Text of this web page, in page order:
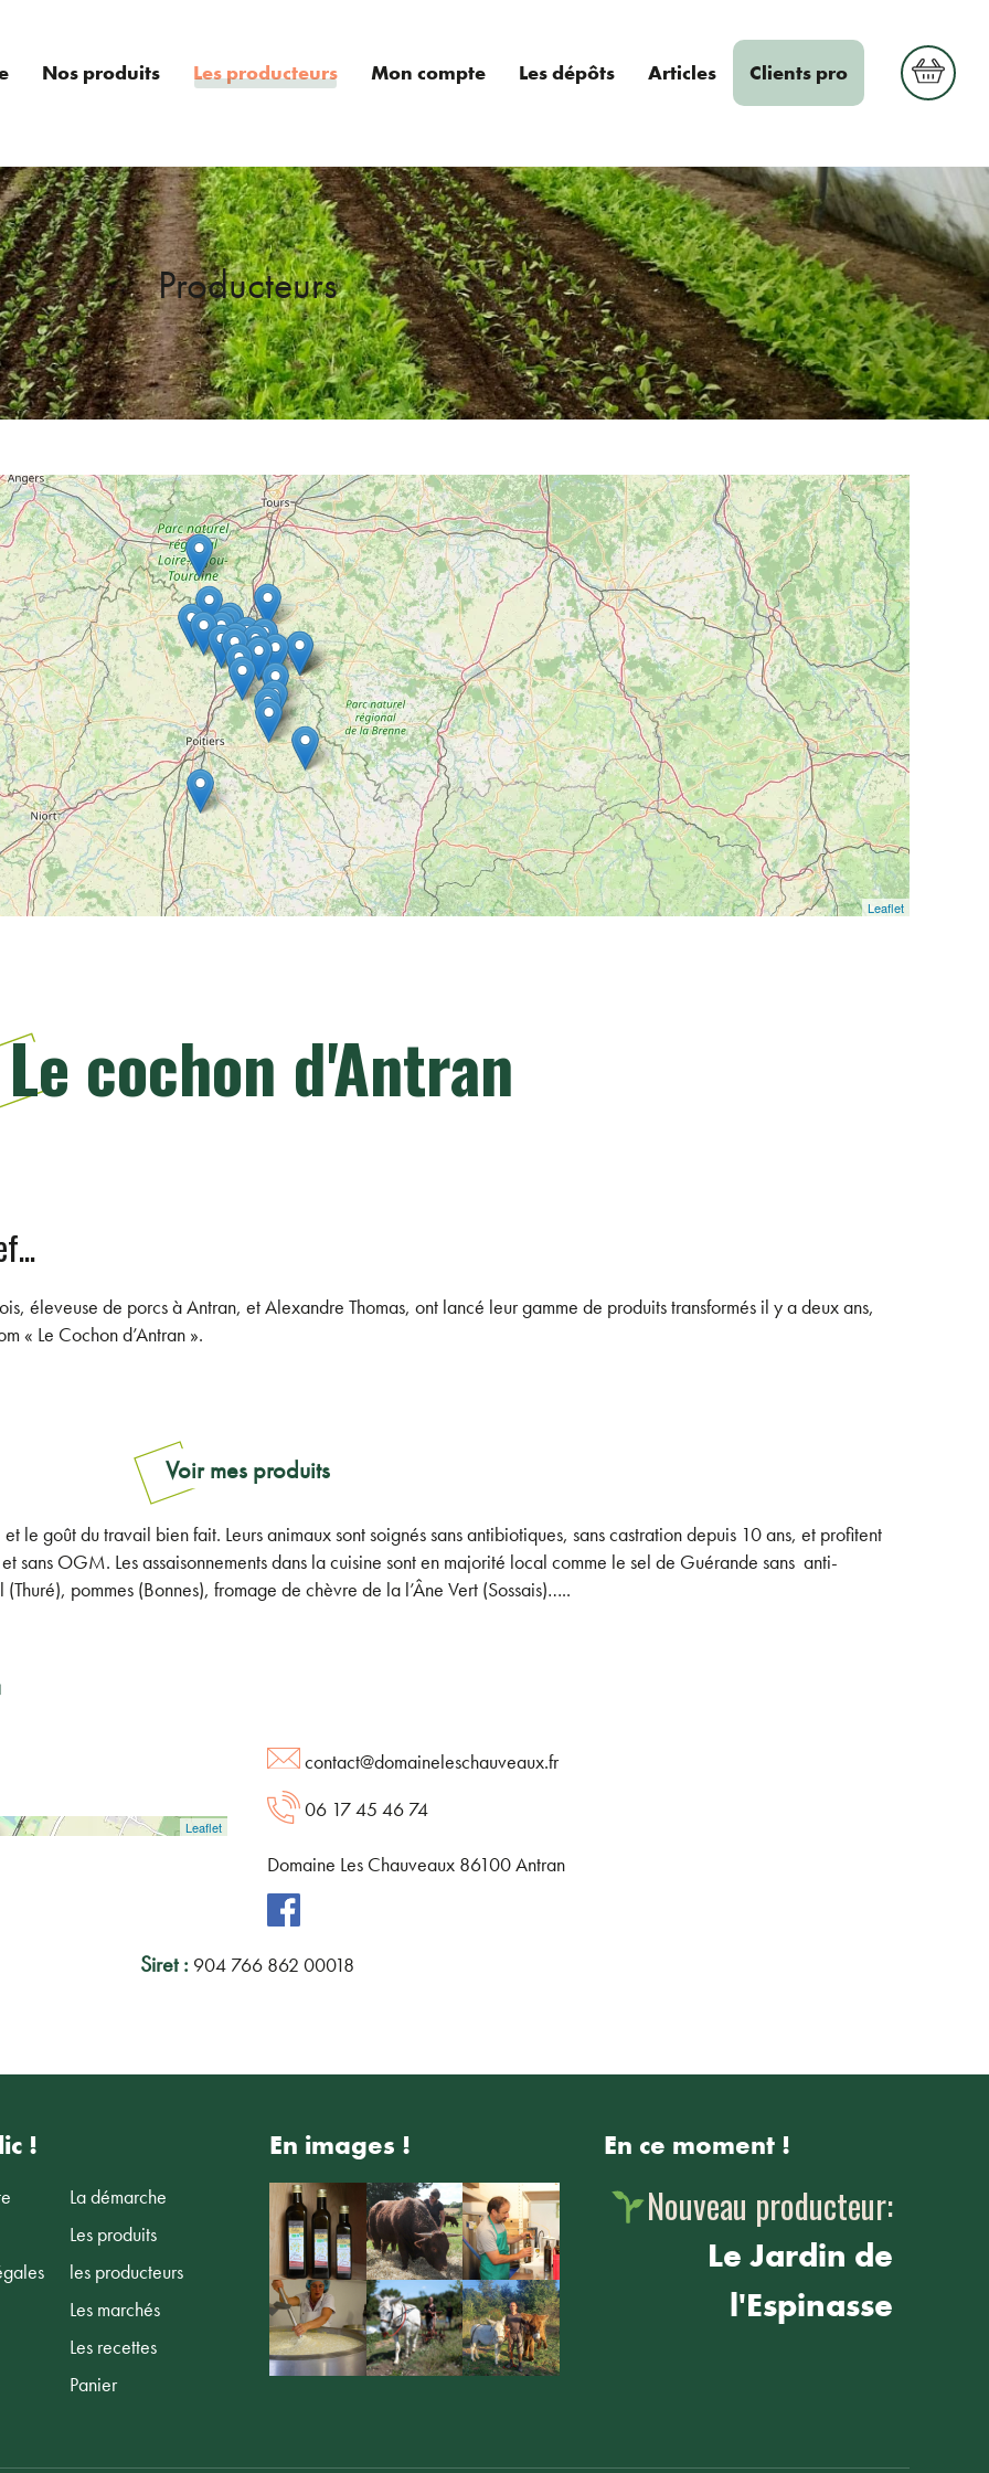
Nos produits Les producteurs Mon compte Les dépôts Articles Clients pro
Votre
panier
Votre panier est vide.
Producteurs
Leaflet
Le cochon d'Antran
éleveuse de porcs à Antran, et Alexandre Thomas, ont lancé leur gamme de produits transformés il y a deux ans,
« Le Cochon d’Antran ».
Voir mes produits
le goût du travail bien fait. Leurs animaux sont soignés sans antibiotiques, sans castration depuis 10 ans, et profitent
sans OGM. Les assaisonnements dans la cuisine sont en majorité local comme le sel de Guérande sans anti-
pommes (Bonnes), fromage de chèvre de la l’Âne Vert (Sossais)…..
Leaflet
contact@domaineleschauveaux.fr
06 17 45 46 74
Domaine Les Chauveaux 86100 Antran
Siret : 904 766 862 00018
!
La démarche
Les produits
les producteurs
Les marchés
Les recettes
Panier
En images ! En ce moment !
Nouveau producteur:
Le Jardin de
l'Espinasse